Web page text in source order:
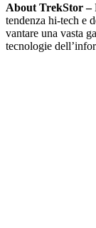
About TrekStor –
tendenza hi-tech e
vantare una vasta
tecnologie